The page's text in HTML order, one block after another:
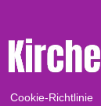
Cookie-Richtlinie